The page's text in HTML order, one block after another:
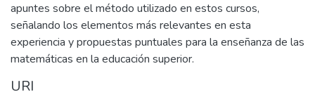
apuntes sobre el método utilizado en estos cursos,
señalando los elementos más relevantes en esta
experiencia y propuestas puntuales para la enseñanza de las
matemáticas en la educación superior.
URI